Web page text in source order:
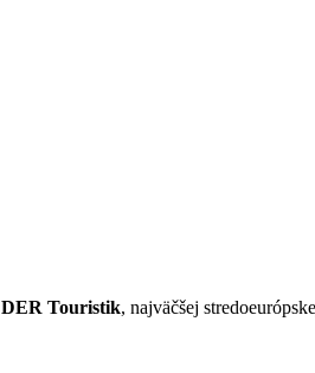
DER Touristik, najväčšej